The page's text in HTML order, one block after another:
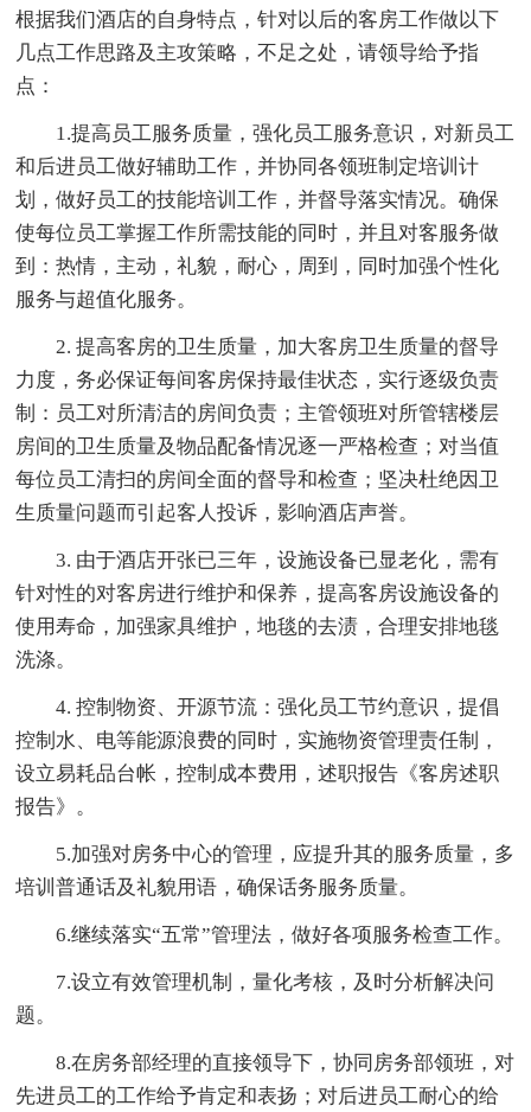
根据我们酒店的自身特点，针对以后的客房工作做以下
几点工作思路及主攻策略，不足之处，请领导给予指
点：
1.提高员工服务质量，强化员工服务意识，对新员工
和后进员工做好辅助工作，并协同各领班制定培训计
划，做好员工的技能培训工作，并督导落实情况。确保
使每位员工掌握工作所需技能的同时，并且对客服务做
到：热情，主动，礼貌，耐心，周到，同时加强个性化
服务与超值化服务。
2. 提高客房的卫生质量，加大客房卫生质量的督导
力度，务必保证每间客房保持最佳状态，实行逐级负责
制：员工对所清洁的房间负责；主管领班对所管辖楼层
房间的卫生质量及物品配备情况逐一严格检查；对当值
每位员工清扫的房间全面的督导和检查；坚决杜绝因卫
生质量问题而引起客人投诉，影响酒店声誉。
3. 由于酒店开张已三年，设施设备已显老化，需有
针对性的对客房进行维护和保养，提高客房设施设备的
使用寿命，加强家具维护，地毯的去渍，合理安排地毯
洗涤。
4. 控制物资、开源节流：强化员工节约意识，提倡
控制水、电等能源浪费的同时，实施物资管理责任制，
设立易耗品台帐，控制成本费用，述职报告《客房述职
报告》。
5.加强对房务中心的管理，应提升其的服务质量，多
培训普通话及礼貌用语，确保话务服务质量。
6.继续落实“五常”管理法，做好各项服务检查工作。
7.设立有效管理机制，量化考核，及时分析解决问
题。
8.在房务部经理的直接领导下，协同房务部领班，对
先进员工的工作给予肯定和表扬；对后进员工耐心的给